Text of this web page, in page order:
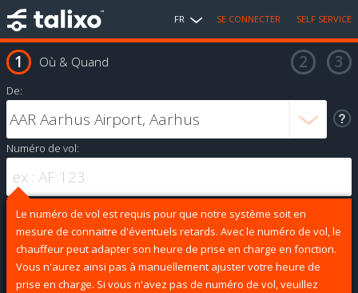
FR SE CONNECTER SELF SERVICE
Où & Quand
De:
Numéro de vol:
Le numéro de vol est requis pour que notre système soit en
mesure de connaitre d'éventuels retards. Avec le numéro de vol, le
chauffeur peut adapter son heure de prise en charge en fonction.
Vous n'aurez ainsi pas à manuellement ajuster votre heure de
prise en charge. Si vous n'avez pas de numéro de vol, veuillez